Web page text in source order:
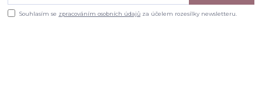
Souhlasím se zpracováním osobních údajů za účelem rozesílky newsletteru.